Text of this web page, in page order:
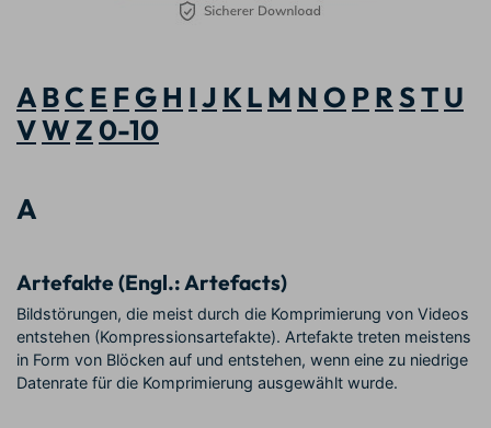
ABC E FGH IJ KLM NO PRSTU
VWZ0-10
A
Artefakte (Engl.: Artefacts)
Bildstörungen, die meist durch die Komprimierung von Videos
entstehen (Kompressionsartefakte). Artefakte treten meistens
in Form von Blöcken auf und entstehen, wenn eine zu niedrige
Datenrate für die Komprimierung ausgewählt wurde.